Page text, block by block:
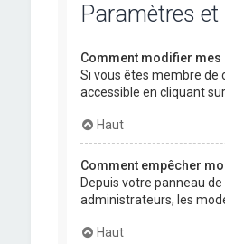
Paramètres et
Comment modifier mes
Si vous êtes membre de
accessible en cliquant
Haut
Comment empêcher
Depuis votre panneau
administrateurs, les
Haut